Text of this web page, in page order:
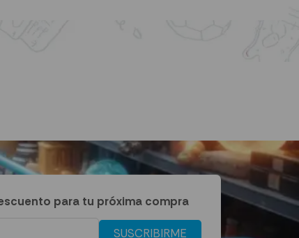
para tu próxima compra
SUSCRIBIRME